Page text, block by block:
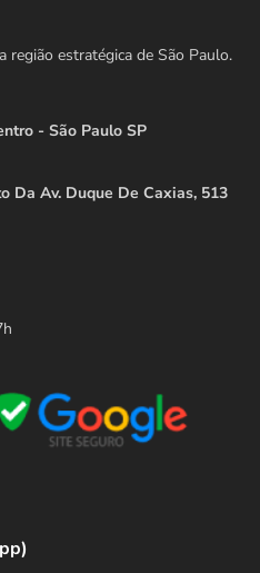
região estratégica de São Paulo.
- São Paulo SP
Da Av. Duque De Caxias, 513